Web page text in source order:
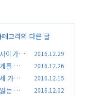
고리의 다른 글
이가
2016.12.29
를 견
2016.12.26
가지 2016.12.15
는 것 2016.12.02